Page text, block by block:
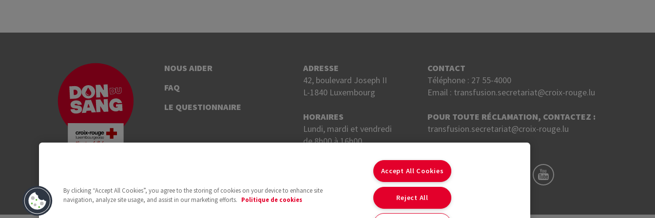
NOUS AIDER
FAQ
LE QUESTIONNAIRE
ADRESSE
42, boulevard Joseph II
L-1840 Luxembourg
HORAIRES
Lundi, mardi et vendredi
de 8h00 à 16h00.
CONTACT
Téléphone : 27 55-4000
Email : transfusion.secretariat@croix-rouge.lu
POUR TOUTE RÉCLAMATION, CONTACTEZ :
transfusion.secretariat@croix-rouge.lu
By clicking “Accept All Cookies”, you agree to the storing of cookies on your device to enhance site
navigation, analyze site usage, and assist in our marketing efforts.
Politique de cookies
Accept All Cookies
Reject All